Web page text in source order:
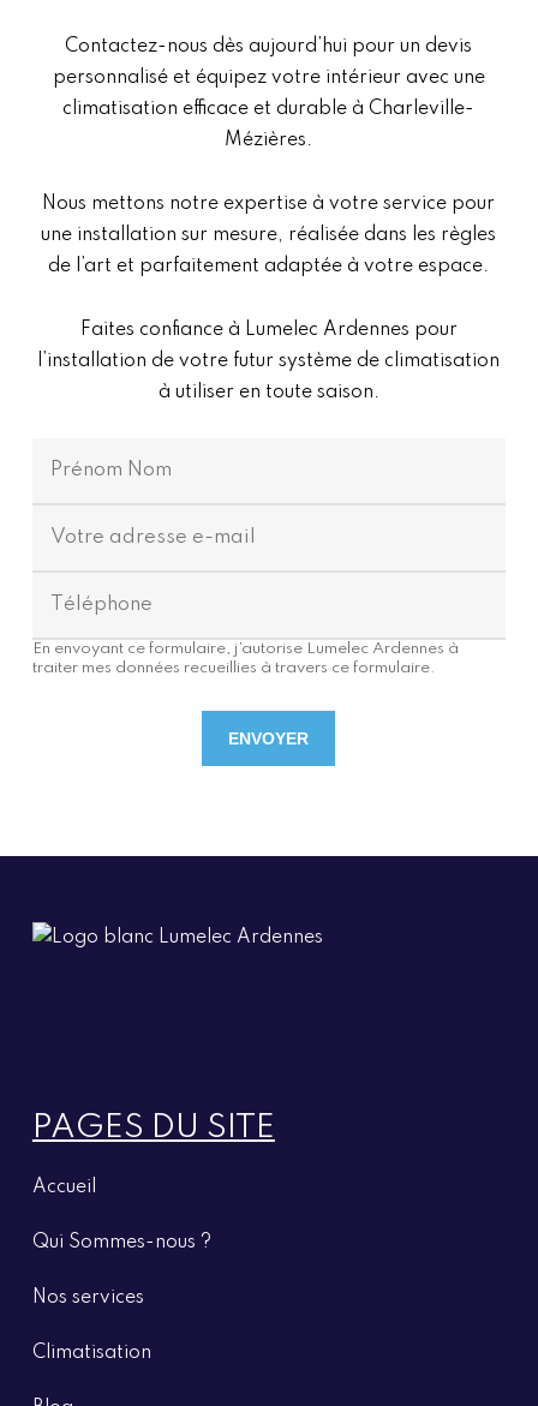
Contactez-nous dès aujourd’hui pour un devis
personnalisé et équipez votre intérieur avec une
climatisation efficace et durable à Charleville-
Mézières.
Nous mettons notre expertise à votre service pour
une installation sur mesure, réalisée dans les règles
de l’art et parfaitement adaptée à votre espace.
Faites confiance à Lumelec Ardennes pour
l’installation de votre futur système de climatisation
à utiliser en toute saison.
En envoyant ce formulaire, j’autorise Lumelec Ardennes à
traiter mes données recueillies à travers ce formulaire.
PAGES DU SITE
Accueil
Qui Sommes-nous ?
Nos services
Climatisation